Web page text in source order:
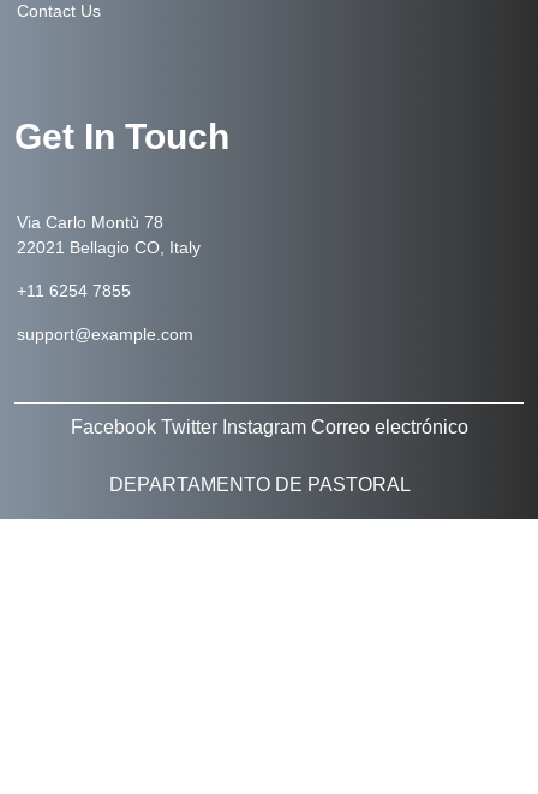
Contact Us
Get In Touch
Via Carlo Montù 78
22021 Bellagio CO, Italy
+11 6254 7855
support@example.com
Facebook Twitter Instagram Correo electrónico
DEPARTAMENTO DE PASTORAL